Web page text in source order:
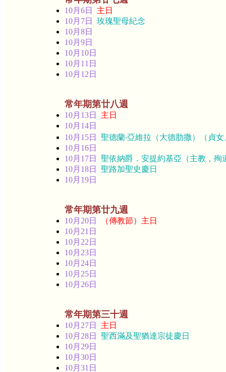
10月6日
主日
10月7日 玫瑰聖母紀念
10月8日
10月9日
10月10日
10月11日
10月12日
常年期第廿八週
10月13日
主日
10月14日
10月15日 聖德蘭‧亞維拉（大德肋撒）（貞
10月16日
10月17日 聖依納爵．安提約基亞（主教，殉
10月18日 聖路加聖史慶日
10月19日
常年期第廿九週
10月20日
（傳教節）主日
10月21日
10月22日
10月23日
10月24日
10月25日
10月26日
常年期第三十週
10月27日
主日
10月28日 聖西滿及聖猶達宗徒慶日
10月29日
10月30日
10月31日